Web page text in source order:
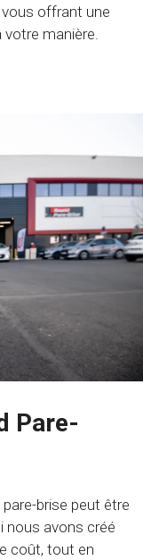
vous offrant une
votre manière.
Pare-
brise peut être
nous avons créé
coût, tout en